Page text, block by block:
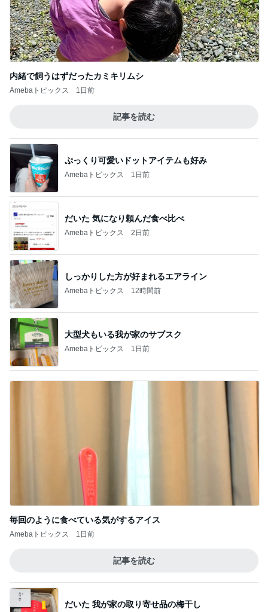
内緒で飼うはずだったカミキリムシ
Amebaトピックス 1日前
記事を読む
ぷっくり可愛いドットアイテムも好み
Amebaトピックス 1日前
だいた 気になり頼んだ食べ比べ
Amebaトピックス 2日前
しっかりした方が好まれるエアライン
Amebaトピックス 12時間前
大型犬もいる我が家のサブスク
Amebaトピックス 1日前
毎回のように食べている気がするアイス
Amebaトピックス 1日前
記事を読む
だいた 我が家の取り寄せ品の梅干し